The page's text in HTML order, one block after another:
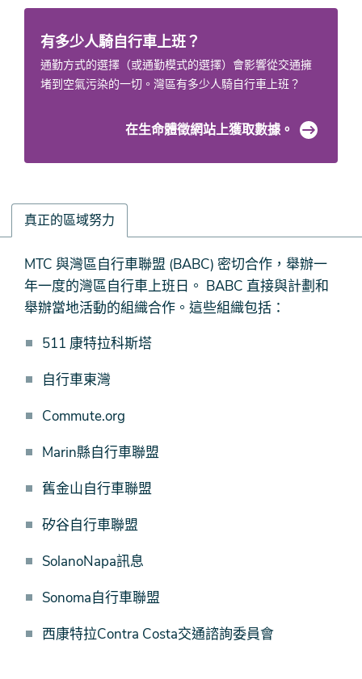
有多少人騎自行車上班？
通勤方式的選擇（或通勤模式的選擇）會影響從交通擁
堵到空氣污染的一切。灣區有多少人騎自行車上班？
在生命體徵網站上獲取數據。
真正的區域努力
真
正
的
域
努
MTC 與灣區自行車聯盟 (BABC) 密切合作，舉辦一
年一度的灣區自行車上班日。 BABC 直接與計劃和
舉辦當地活動的組織合作。這些組織包括：
511 康特拉科斯塔
自行車東灣
Commute.org
Marin縣自行車聯盟
舊金山自行車聯盟
矽谷自行車聯盟
SolanoNapa訊息
Sonoma自行車聯盟
西康特拉Contra Costa交通諮詢委員會